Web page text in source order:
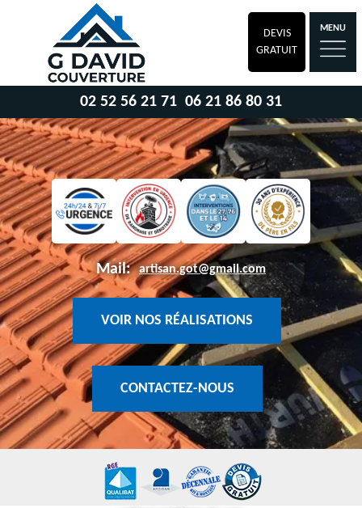
DEVIS
GRATUIT
MENU
02 52 56 21 71 06 21 86 80 31
Mail: artisan.got@gmail.com
VOIR NOS RÉALISATIONS
CONTACTEZ-NOUS